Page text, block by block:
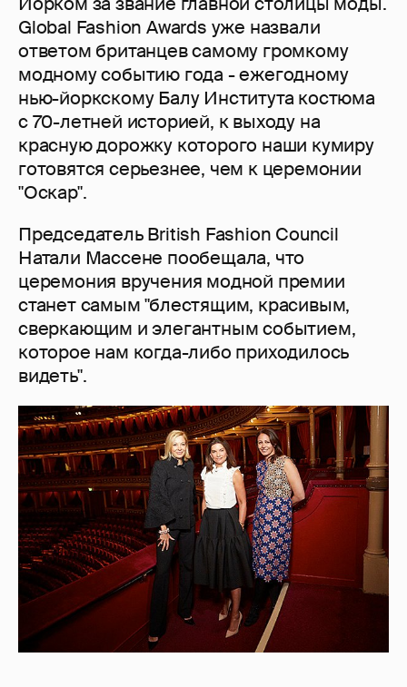
Global Fashion Awards уже назвали
ответом британцев самому громкому
модному событию года - ежегодному
нью-йоркскому Балу Института костюма
с 70-летней историей, к выходу на
красную дорожку которого наши кумиру
готовятся серьезнее, чем к церемонии
"Оскар".
Председатель British Fashion Council
Натали Массене пообещала, что
церемония вручения модной премии
станет самым "блестящим, красивым,
сверкающим и элегантным событием,
которое нам когда-либо приходилось
видеть".